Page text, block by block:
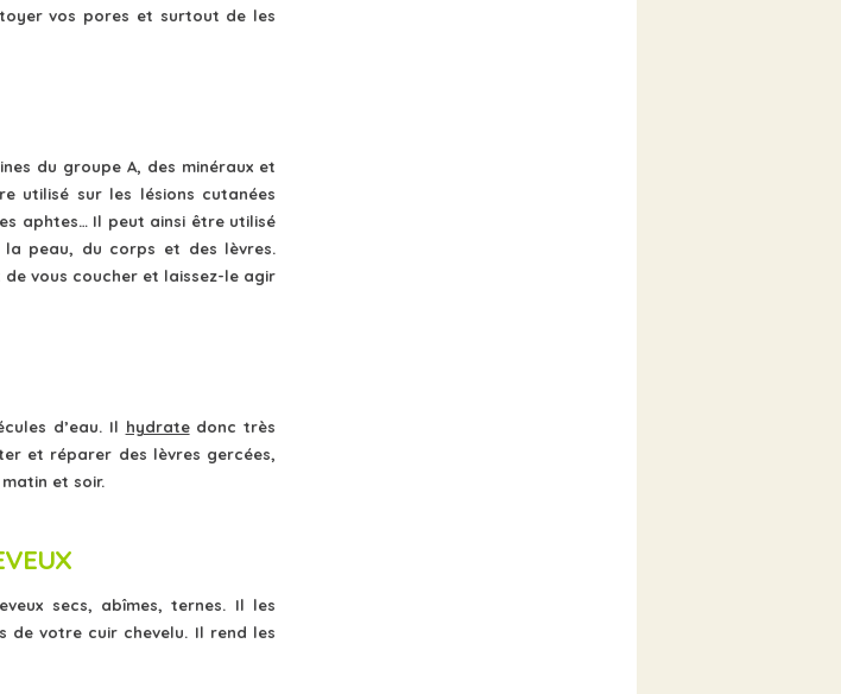
vos pores et surtout de les
du groupe A, des minéraux et
utilisé sur les lésions cutanées
aphtes… Il peut ainsi être utilisé
la peau, du corps et des lèvres.
vous coucher et laissez-le agir
d’eau. Il hydratedonc très
et réparer des lèvres gercées,
et soir.
secs, abîmes, ternes. Il les
de votre cuir chevelu. Il rend les